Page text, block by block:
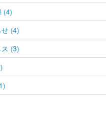
(4)
(4)
ス (3)